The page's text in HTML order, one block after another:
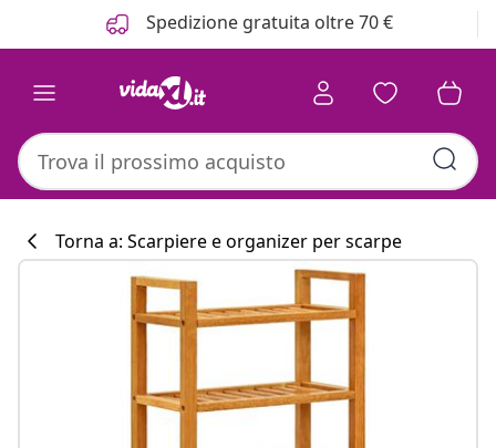
Spedizione gratuita oltre 70 €
Torna a: Scarpiere e organizer per scarpe